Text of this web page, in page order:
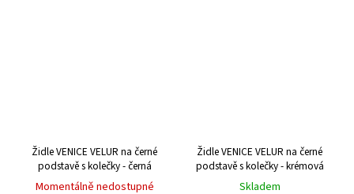
Židle VENICE VELUR na černé
podstavě s kolečky - černá
Momentálně nedostupné
Židle VENICE VELUR na černé
podstavě s kolečky - krémová
Skladem